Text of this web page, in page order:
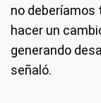
no deberíamos
hacer un
generando
señaló.